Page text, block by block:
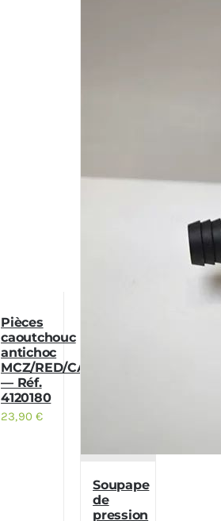
Pièces
caoutchouc
antichoc
MCZ/RED/CADEL
— Réf.
4120180
23,90€
Soupape
de
pression